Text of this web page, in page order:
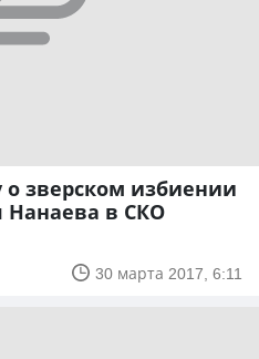
зверском избиении
Нанаева в СКО
30 марта 2017, 6:11